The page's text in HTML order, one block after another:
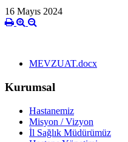
16 Mayıs 2024
MEVZUAT.docx
Kurumsal
Hastanemiz
Misyon / Vizyon
İl Sağlık Müdürümüz